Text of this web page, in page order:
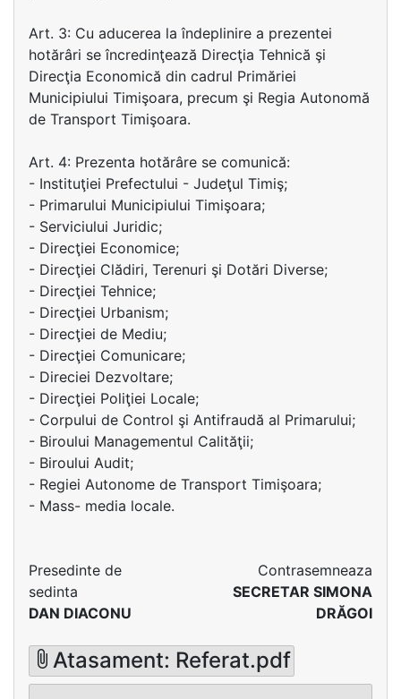
Art. 3: Cu aducerea la îndeplinire a prezentei
hotărâri se încredinţează Direcţia Tehnică şi
Direcţia Economică din cadrul Primăriei
Municipiului Timişoara, precum şi Regia Autonomă
de Transport Timişoara.
Art. 4: Prezenta hotărâre se comunică:
- Instituţiei Prefectului - Judeţul Timiş;
- Primarului Municipiului Timişoara;
- Serviciului Juridic;
- Direcţiei Economice;
- Direcţiei Clădiri, Terenuri şi Dotări Diverse;
- Direcţiei Tehnice;
- Direcţiei Urbanism;
- Direcţiei de Mediu;
- Direcţiei Comunicare;
- Direciei Dezvoltare;
- Direcţiei Poliţiei Locale;
- Corpului de Control şi Antifraudă al Primarului;
- Biroului Managementul Calităţii;
- Biroului Audit;
- Regiei Autonome de Transport Timişoara;
- Mass- media locale.
Presedinte de
sedinta
DAN DIACONU
Contrasemneaza
SECRETAR SIMONA
DRĂGOI
Atasament: Referat.pdf